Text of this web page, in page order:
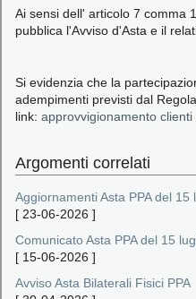
Ai sensi dell' articolo 7 comma
pubblica l'Avviso d'Asta e il
Si evidenzia che la
adempimenti previsti dal
link: approvvigionamento clienti
Argomenti correlati
Aggiornamenti Asta PPA del 15
[ 23-06-2026 ]
Comunicato Asta PPA del 15
[ 15-06-2026 ]
Avviso Asta Bilaterali Fisici PPA